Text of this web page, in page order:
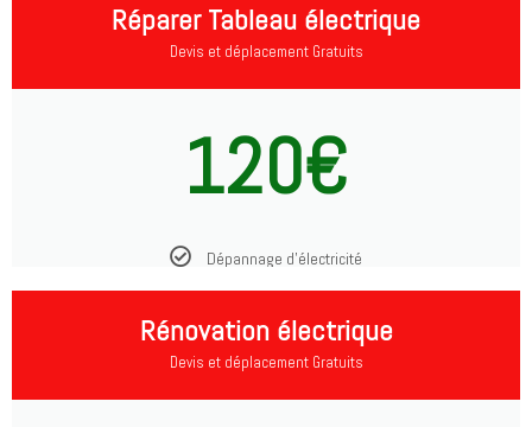
Réparer Tableau électrique
Devis et déplacement Gratuits
120€
Dépannage d'électricité
Rénovation électrique
Devis et déplacement Gratuits